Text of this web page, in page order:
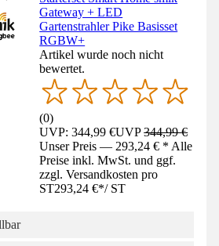
Gateway + LED
Gartenstrahler Pike Basisset
RGBW+
Artikel wurde noch nicht
bewertet.
(0)
UVP: 344,99 €UVP344,99 €
Unser Preis — 293,24 € * Alle
Preise inkl. MwSt. und ggf.
zzgl. Versandkosten pro
ST293,24 €*/ ST